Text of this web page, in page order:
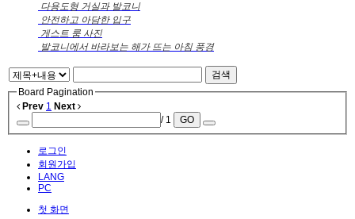
다용도형 거실과 발코니
안전하고 아담한 입구
게스트 룸 사진
발코니에서 바라보는 해가 뜨는 아침 풍경
검색
Board Pagination
Prev 1 Next
/ 1
GO
로그인
회원가입
LANG
PC
첫 화면